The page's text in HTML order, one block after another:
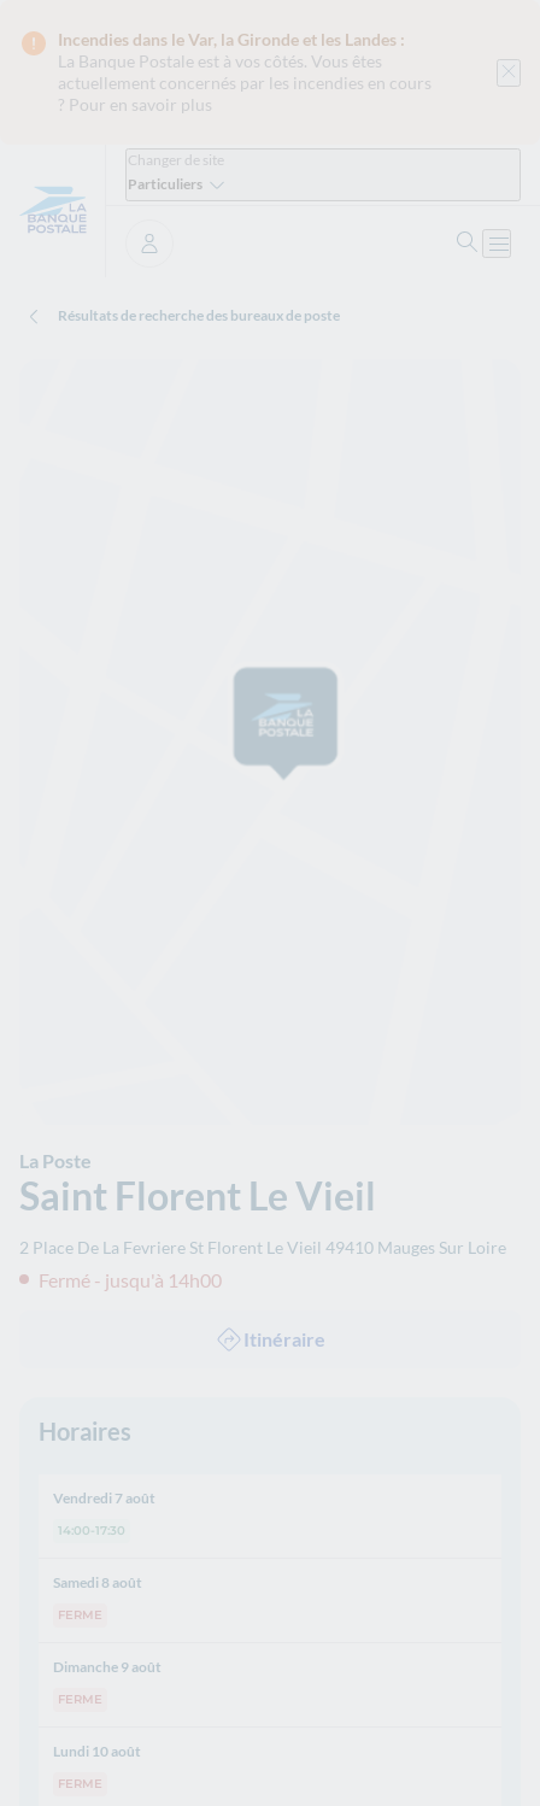
Incendies dans le Var, la Gironde et les Landes :
La Banque Postale est à vos côtés. Vous êtes
actuellement concernés par les incendies en cours
? Pour en savoir plus
Changer de site
Particuliers
Se connecter
Résultats de recherche des bureaux de poste
La Poste
Saint Florent Le Vieil
2 Place De La Fevriere St Florent Le Vieil 49410 Mauges Sur Loire
Fermé - jusqu'à 14h00
Itinéraire
Horaires
Vendredi 7 août
14:00-17:30
Samedi 8 août
FERME
Dimanche 9 août
FERME
Lundi 10 août
FERME